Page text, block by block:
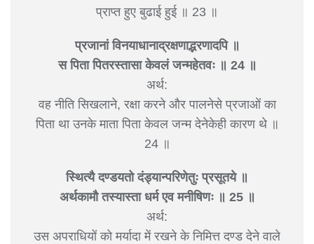
प्राप्त हुए बुढाई हुई ॥ 23 ॥
प्रजानां विनयाधानाद्रक्षणाद्भरणादपि ॥
स पिता पितरस्तासा केवलं जन्महेतवः ॥ 24 ॥
अर्थ:
वह नीति सिखलाने, रक्षा करने और पालनेसे प्रजाओं का
पिता था उनके माता पिता केवल जन्म देनेकेही कारण थे ॥
24 ॥
स्थित्यै दण्डयतो दंड्यान्परिणेतुः प्रसूतये ॥
अर्थकामौ तस्यास्ता धर्म एव मनीषिणः ॥ 25 ॥
अर्थ:
उस अपराधियों को मर्यादा में रखने के निमित्त दण्ड देने वाले